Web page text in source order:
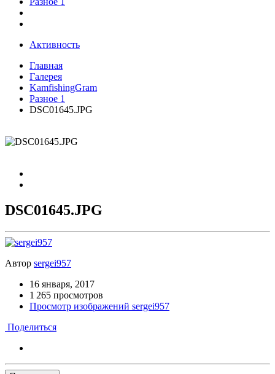
Активность
Главная
Галерея
KamfishingGram
Разное 1
DSC01645.JPG
DSC01645.JPG
Автор sergei957
16 января, 2017
1 265 просмотров
Просмотр изображений sergei957
Поделиться